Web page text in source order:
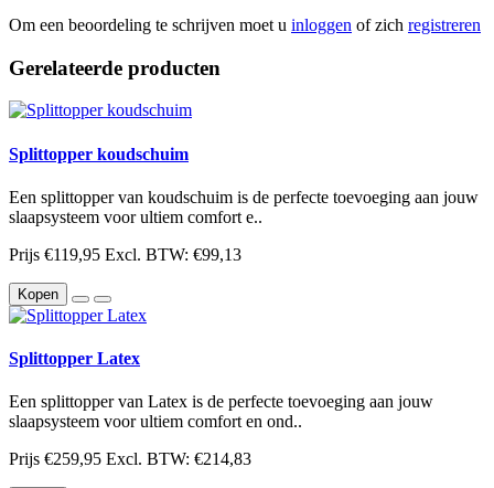
Om een beoordeling te schrijven moet u inloggen of zich registreren
Gerelateerde producten
Splittopper koudschuim
Een splittopper van koudschuim is de perfecte toevoeging aan jouw
slaapsysteem voor ultiem comfort e..
Prijs €119,95 Excl. BTW: €99,13
Kopen
Splittopper Latex
Een splittopper van Latex is de perfecte toevoeging aan jouw
slaapsysteem voor ultiem comfort en ond..
Prijs €259,95 Excl. BTW: €214,83